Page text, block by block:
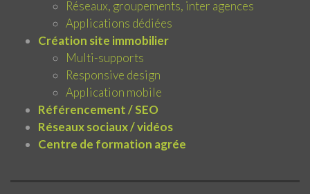
Réseaux, groupements, inter agences
Applications dédiées
Création site immobilier
Multi-supports
Responsive design
Application mobile
Référencement / SEO
Réseaux sociaux / vidéos
Centre de formation agrée